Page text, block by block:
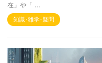
在」や「 ...
知識･雑学･疑問